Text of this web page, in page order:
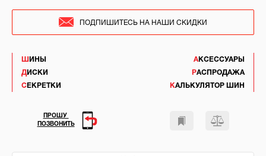
ШИНЫ
ДИСКИ
СЕКРЕТКИ
АКСЕССУАРЫ
РАСПРОДАЖА
КАЛЬКУЛЯТОР ШИН
ПОДПИШИТЕСЬ НА НАШИ СКИДКИ
ПРОШУ
ПОЗВОНИТЬ